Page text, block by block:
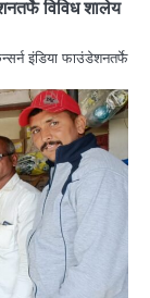
विविध शालेय
इंडिया फाउंडेशनतर्फे